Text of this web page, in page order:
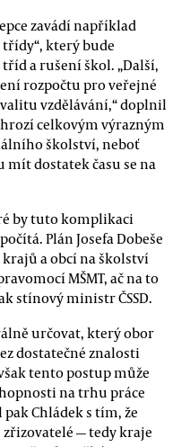
zavádí například
který bude
a rušení škol. „Další,
rozpočtu pro veřejné
vzdělávání,“ doplnil
celkovým výrazným
školství, neboť
dostatek času se na
by tuto komplikaci
Plán Josefa Dobeše
a obcí na školství
MŠMT, ač na to
stínový ministr ČSSD.
určovat, který obor
dostatečné znalosti
tento postup může
na trhu práce
Chládek s tím, že
zřizovatelé — tedy kraje